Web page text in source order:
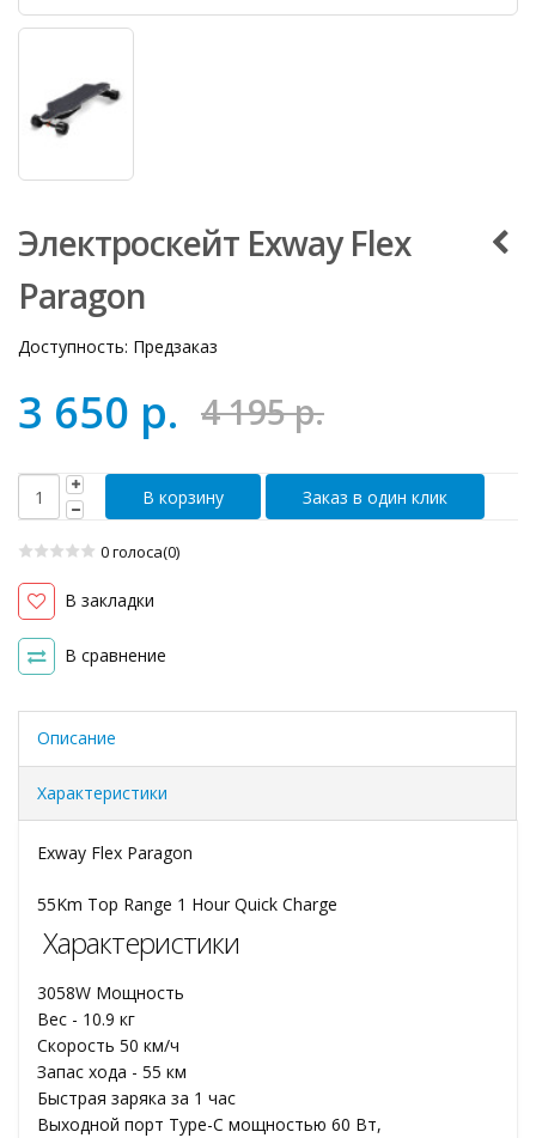
Электроскейт Exway Flex
Paragon
Доступность: Предзаказ
3 650 р. 4 195 р.
Заказ в один клик
0 голоса(0)
В закладки
В сравнение
Описание
Характеристики
Exway Flex Paragon
55Km Top Range 1 Hour Quick Charge
Характеристики
3058W Мощность
Вес - 10.9 кг
Скорость 50 км/ч
Запас хода - 55 км
Быстрая заряка за 1 час
Выходной порт Type-C мощностью 60 Вт,